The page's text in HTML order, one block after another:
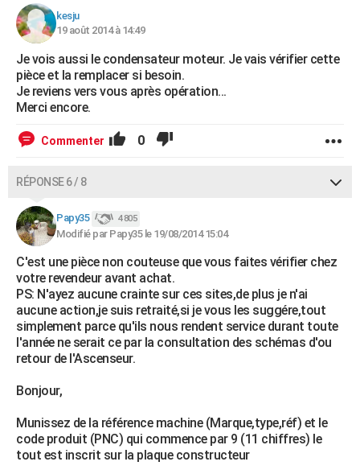
kesju
19 août 2014 à 14:49
Je vois aussi le condensateur moteur. Je vais vérifier cette
pièce et la remplacer si besoin.
Je reviens vers vous après opération...
Merci encore.
Commenter 0
RÉPONSE 6 / 8
Papy35 4 805
Modifié par Papy35 le 19/08/2014 15:04
C'est une pièce non couteuse que vous faites vérifier chez
votre revendeur avant achat.
PS: N'ayez aucune crainte sur ces sites,de plus je n'ai
aucune action,je suis retraité,si je vous les suggére,tout
simplement parce qu'ils nous rendent service durant toute
l'année ne serait ce par la consultation des schémas d'ou
retour de l'Ascenseur.
Bonjour,
Munissez de la référence machine (Marque,type,réf) et le
code produit (PNC) qui commence par 9 (11 chiffres) le
tout est inscrit sur la plaque constructeur